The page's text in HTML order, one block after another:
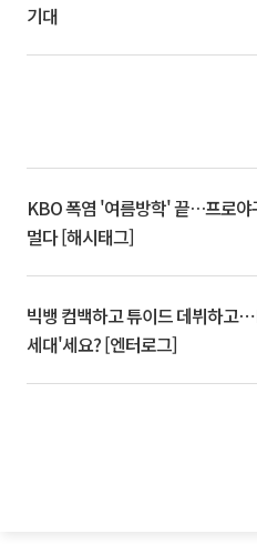
기대
KBO 폭염 '여름방학' 끝…프로야
멀다 [해시태그]
빅뱅 컴백하고 튜이드 데뷔하고
세대'세요? [엔터로그]